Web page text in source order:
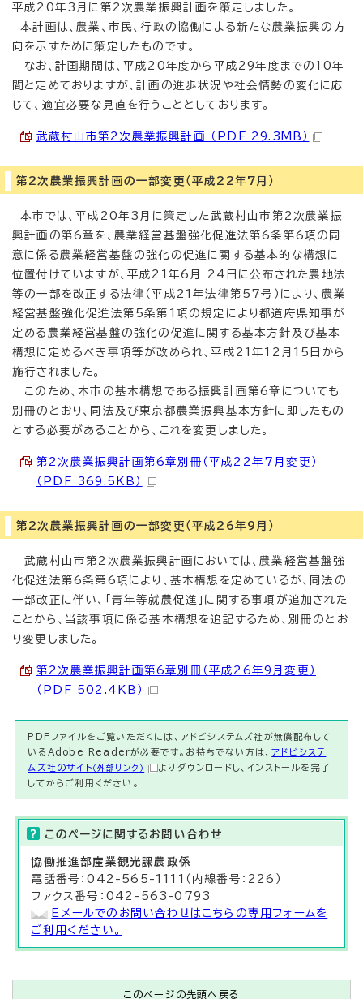
平成20年3月に第2次農業振興計画を策定しました。
本計画は、農業、市民、行政の協働による新たな農業振興の方
向を示すために策定したものです。
なお、計画期間は、平成20年度から平成29年度までの10年
間と定めておりますが、計画の進歩状況や社会情勢の変化に応
じて、適宜必要な見直を行うこととしております。
武蔵村山市第2次農業振興計画 （PDF 29.3MB）
第2次農業振興計画の一部変更（平成22年7月）
本市では、平成20年3月に策定した武蔵村山市第2次農業振
興計画の第6章を、農業経営基盤強化促進法第6条第6項の同
意に係る農業経営基盤の強化の促進に関する基本的な構想に
位置付けていますが、平成21年6月 24日に公布された農地法
等の一部を改正する法律（平成21年法律第57号）により、農業
経営基盤強化促進法第5条第1項の規定により都道府県知事が
定める農業経営基盤の強化の促進に関する基本方針及び基本
構想に定めるべき事項等が改められ、平成21年12月15日から
施行されました。
このため、本市の基本構想である振興計画第6章についても
別冊のとおり、同法及び東京都農業振興基本方針に即したもの
とする必要があることから、これを変更しました。
第2次農業振興計画第6章別冊（平成22年7月変更）
（PDF 369.5KB）
第2次農業振興計画の一部変更（平成26年9月）
武蔵村山市第2次農業振興計画においては、農業経営基盤強
化促進法第6条第6項により、基本構想を定めているが、同法の
一部改正に伴い、「青年等就農促進」に関する事項が追加された
ことから、当該事項に係る基本構想を追記するため、別冊のとお
り変更しました。
第2次農業振興計画第6章別冊（平成26年9月変更）
（PDF 502.4KB）
PDFファイルをご覧いただくには、アドビシステムズ社が無償配布して
いるAdobe Readerが必要です。お持ちでない方は、アドビシステ
ムズ社のサイト （外部リンク）
よりダウンロードし、インストールを完了
してからご利用ください。
このページに関する お問い合わせ
協働推進部産業観光課農政係
電話番号：042-565-1111（内線番号：226）
ファクス番号：042-563-0793
Eメールでのお問い合わせはこちらの専用フォームを
ご利用ください。
このページの先頭へ戻る